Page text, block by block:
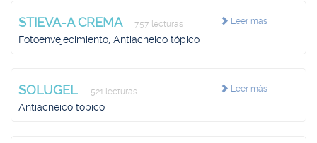
Leer más
STIEVA-A CREMA 757 lecturas
Fotoenvejecimiento, Antiacneico tópico
Leer más
SOLUGEL 521 lecturas
Antiacneico tópico